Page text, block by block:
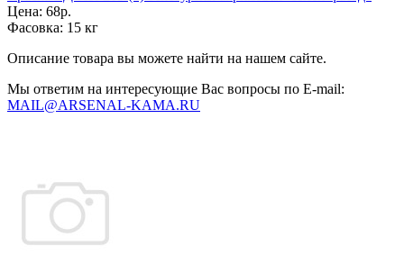
Цена: 68р.
Фасовка: 15 кг
Описание товара вы можете найти на нашем сайте.
Мы ответим на интересующие Вас вопросы по E-mail:
MAIL@ARSENAL-KAMA.RU